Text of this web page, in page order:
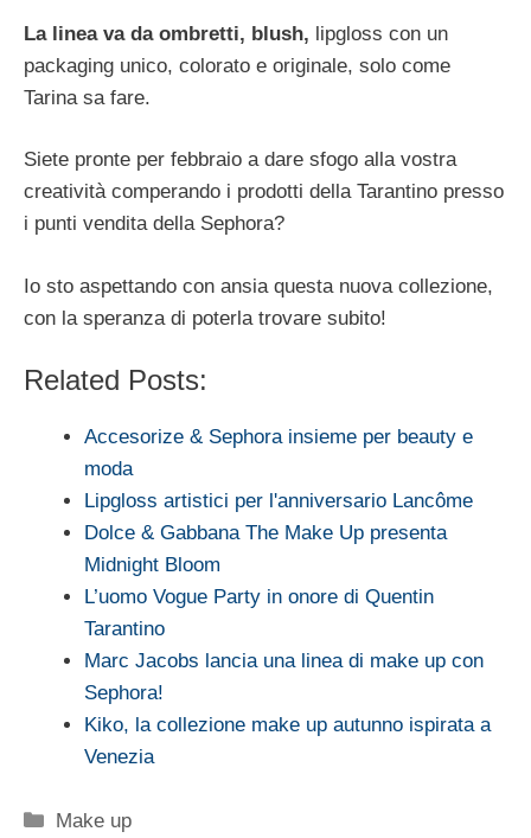
La linea va da ombretti, blush, lipgloss con un
packaging unico, colorato e originale, solo come
Tarina sa fare.
Siete pronte per febbraio a dare sfogo alla vostra
creatività comperando i prodotti della Tarantino presso
i punti vendita della Sephora?
Io sto aspettando con ansia questa nuova collezione,
con la speranza di poterla trovare subito!
Related Posts:
Accesorize & Sephora insieme per beauty e
moda
Lipgloss artistici per l'anniversario Lancôme
Dolce & Gabbana The Make Up presenta
Midnight Bloom
L’uomo Vogue Party in onore di Quentin
Tarantino
Marc Jacobs lancia una linea di make up con
Sephora!
Kiko, la collezione make up autunno ispirata a
Venezia
Categorie
Make up